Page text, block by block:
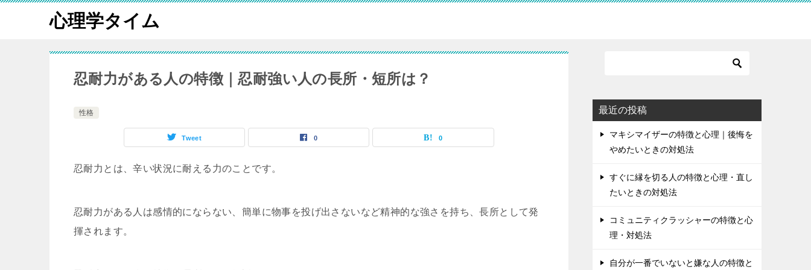
心理学タイム
忍耐力がある人の特徴｜忍耐強い人の長所・短所は？
性格
Tweet 0 0
忍耐力とは、辛い状況に耐える力のことです。
忍耐力がある人は感情的にならない、簡単に物事を投げ出さないなど精神的な強さを持ち、長所として発
揮されます。
最近の投稿
マキシマイザーの特徴と心理｜後悔を
やめたいときの対処法
すぐに縁を切る人の特徴と心理・直し
たいときの対処法
コミュニティクラッシャーの特徴と心
理・対処法
自分が一番でいないと嫌な人の特徴と